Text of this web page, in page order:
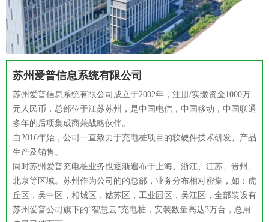
苏州爱普信息系统有限公司
苏州爱普信息系统有限公司成立于2002年，注册/实缴资金1000万
元人民币，总部位于江苏苏州，是中国电信，中国移动，中国联通
多年的后项集成商兼战略伙伴。
自2016年始，公司一直致力于充电桩项目的软硬件技术研发、产品
生产及销售。
同时苏州爱普充电桩业务也逐渐遍布于上海、浙江、江苏、贵州、
北京等区域。苏州作为公司的的总部，业务分布相对密集，如：虎
丘区，吴中区，相城区，姑苏区，工业园区，吴江区，全部装设有
苏州爱普公司旗下的“智慧云”充电桩，安装数量高达3万台，总用